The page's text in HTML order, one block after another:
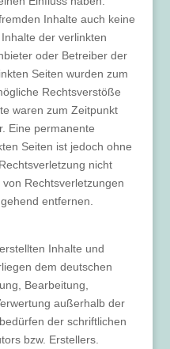
Inhalte auch keine
der verlinkten
oder Betreiber der
Seiten wurden zum
Rechtsverstöße
waren zum Zeitpunkt
Eine permanente
Seiten ist jedoch ohne
nicht
Rechtsverletzungen
entfernen.
Inhalte und
dem deutschen
Bearbeitung,
außerhalb der
der schriftlichen
bzw. Erstellers.